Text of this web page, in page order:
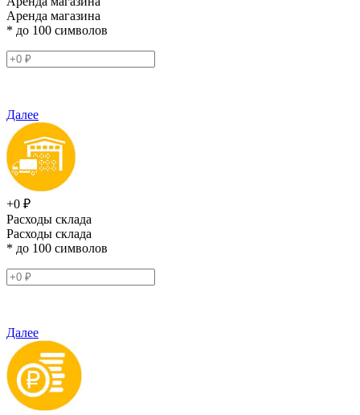
Аренда магазина
* до 100 символов
Далее
+0 ₽
Расходы склада
Расходы склада
* до 100 символов
Далее